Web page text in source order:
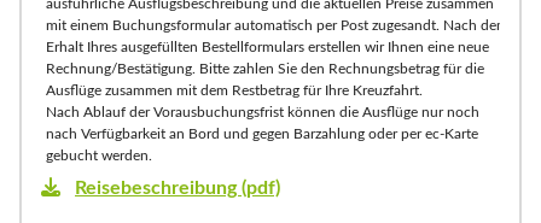
ausführliche Ausflugsbeschreibung und die aktuellen Preise zusammen
mit einem Buchungsformular automatisch per Post zugesandt. Nach dem
Erhalt Ihres ausgefüllten Bestellformulars erstellen wir Ihnen eine neue
Rechnung/Bestätigung. Bitte zahlen Sie den Rechnungsbetrag für die
Ausflüge zusammen mit dem Restbetrag für Ihre Kreuzfahrt.
Nach Ablauf der Vorausbuchungsfrist können die Ausflüge nur noch
nach Verfügbarkeit an Bord und gegen Barzahlung oder per ec-Karte
gebucht werden.
Reisebeschreibung (pdf)